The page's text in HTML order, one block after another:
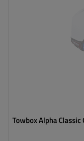
Towbox Alpha